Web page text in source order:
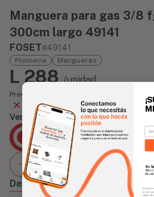
Manguera para gas 3/8
300cm largo 49141
FOSET#49141
Plomería Mangueras
L 288/unidad
Precio incluye impuesto sobre ventas
Agotado
Vendido Por:
Agencia Global
2 días - Tiempo de Entrega
Descripción
Email
Sin
Solo
de
Al enviar
recibir
obligatorio